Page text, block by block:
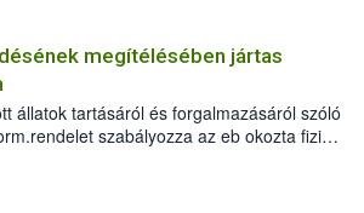
megítélésében jártas
állatok tartásáról és forgalmazásáról szóló
szabályozza az eb okozta fizikai
veszélye keletkezésekor felmerülő
valamint a veszélyes eb tartását és annak